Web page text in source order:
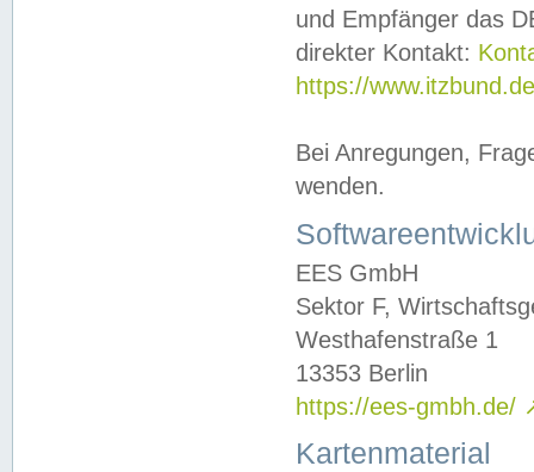
und Empfänger das
direkter Kontakt:
https://
Bei Anregungen,
wenden.
EES GmbH
Sektor F,
Westhafenstraße 1
13353 Berlin
https://ees-gmbh.de/
Kartenmaterial